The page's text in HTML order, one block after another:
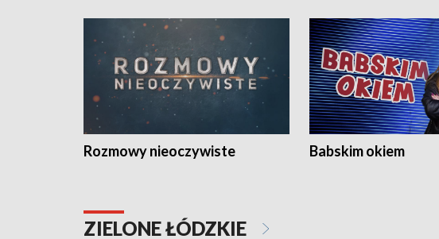
Rozmowy nieoczywiste Babskim okiem
ZIELONE ŁÓDZKIE